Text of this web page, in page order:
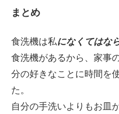
まとめ
食洗機は私になくてはな
食洗機があるから、家事
分の好きなことに時間を
た。
自分の手洗いよりもお皿